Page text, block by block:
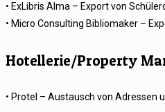
• ExLibris Alma – Export von
• Micro Consulting Bibliomaker –
Hotellerie/Property
• Protel – Austausch von Adressen